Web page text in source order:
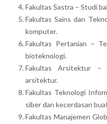
Fakultas Sastra – Studi
Fakultas Sains dan
komputer.
Fakultas Pertanian –
bioteknologi.
Fakultas Arsitektur –
arsitektur.
Fakultas Teknologi
siber dan kecerdasan
Fakultas Manajemen